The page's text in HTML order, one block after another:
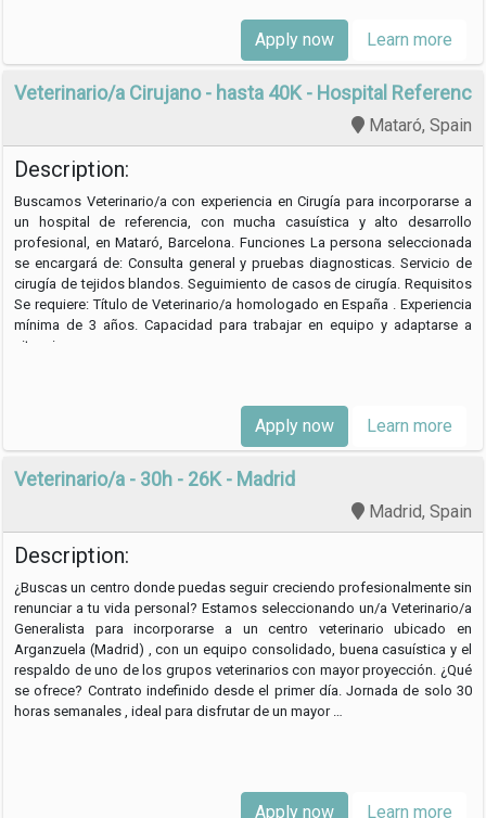
Apply now Learn more
Veterinario/a Cirujano - hasta 40K - Hospital
Mataró, Spain
Description:
Buscamos Veterinario/a con experiencia en Cirugía para incorporarse a
un hospital de referencia, con mucha casuística y alto desarrollo
profesional, en Mataró, Barcelona. Funciones La persona seleccionada
se encargará de: Consulta general y pruebas diagnosticas. Servicio de
cirugía de tejidos blandos. Seguimiento de casos de cirugía. Requisitos
Se requiere: Título de Veterinario/a homologado en España . Experiencia
mínima de 3 años. Capacidad para trabajar en equipo y adaptarse a
situaciones …
Apply now Learn more
Veterinario/a - 30h - 26K - Madrid
Madrid, Spain
Description:
¿Buscas un centro donde puedas seguir creciendo profesionalmente sin
renunciar a tu vida personal? Estamos seleccionando un/a Veterinario/a
Generalista para incorporarse a un centro veterinario ubicado en
Arganzuela (Madrid) , con un equipo consolidado, buena casuística y el
respaldo de uno de los grupos veterinarios con mayor proyección. ¿Qué
se ofrece? Contrato indefinido desde el primer día. Jornada de solo 30
horas semanales , ideal para disfrutar de un mayor …
Apply now Learn more